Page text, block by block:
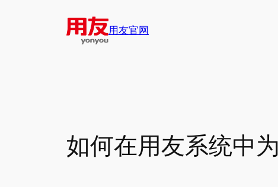
用友官网
如何在用友系统中